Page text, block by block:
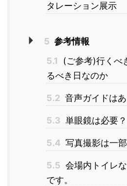
タレーション展示
5 参考情報
5.1
(ご参考)行くべ
るべき日なのか
5.2 音声ガイドは
5.3 単眼鏡は必要？
5.4 写真撮影は一部
5.5 会場内トイレ
です。